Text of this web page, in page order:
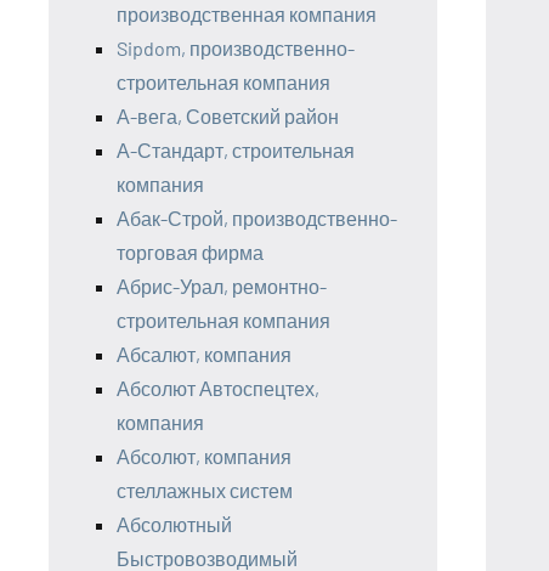
производственная компания
Sipdom, производственно-
строительная компания
А-вега, Советский район
А-Стандарт, строительная
компания
Абак-Строй, производственно-
торговая фирма
Абрис-Урал, ремонтно-
строительная компания
Абсалют, компания
Абсолют Автоспецтех,
компания
Абсолют, компания
стеллажных систем
Абсолютный
Быстровозводимый